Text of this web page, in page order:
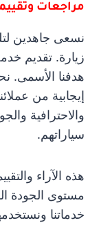
مراجعات
نسعى جاهدين
زيارة. تقديم
هدفنا الأسمى.
إيجابية من
والاحترافية
سياراتهم.
هذه الآراء
مستوى الجودة
خدماتنا